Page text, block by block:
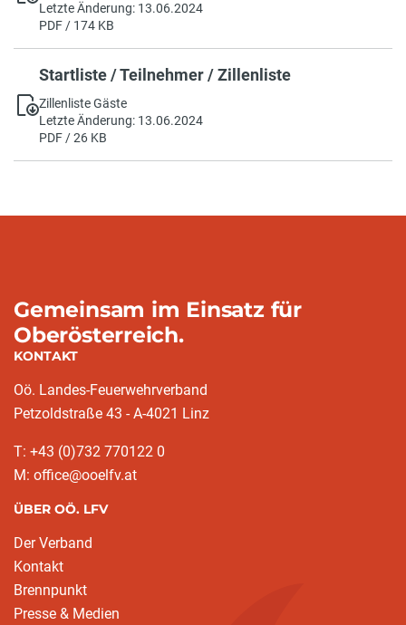
Letzte Änderung: 13.06.2024
PDF / 174 KB
Startliste / Teilnehmer / Zillenliste
Zillenliste Gäste
Letzte Änderung: 13.06.2024
PDF / 26 KB
Gemeinsam im Einsatz für
Oberösterreich.
KONTAKT
Oö. Landes-Feuerwehrverband
Petzoldstraße 43 - A-4021 Linz
T: +43 (0)732 770122 0
M: office@ooelfv.at
ÜBER OÖ. LFV
Der Verband
Kontakt
Brennpunkt
Presse & Medien